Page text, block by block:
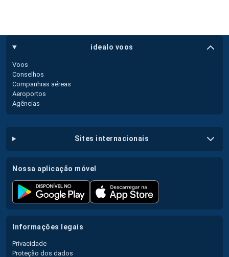
idealo voos
Voos
Conselhos
Companhias aéreas
Aeroportos
Agências
sites internacionais
nossa aplicação móvel
informações legais
Privacidade
Proteção dos dados